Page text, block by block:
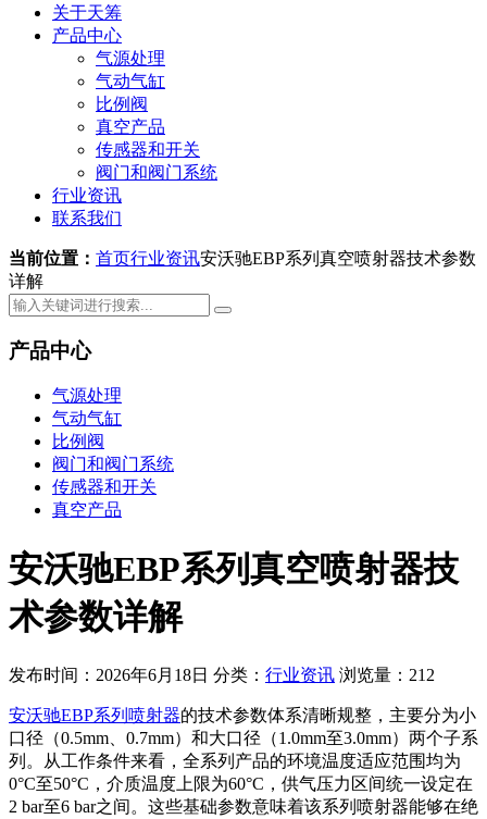
关于天筹
产品中心
气源处理
气动气缸
比例阀
真空产品
传感器和开关
阀门和阀门系统
行业资讯
联系我们
当前位置： 首页行业资讯安沃驰EBP系列真空喷射器技术参数
详解
产品中心
气源处理
气动气缸
比例阀
阀门和阀门系统
传感器和开关
真空产品
安沃驰EBP系列真空喷射器技
术参数详解
发布时间：2026年6月18日 分类： 行业资讯 浏览量：212
安沃驰EBP系列喷射器的技术参数体系清晰规整，主要分为小
口径（0.5mm、0.7mm）和大口径（1.0mm至3.0mm）两个子系
列。从工作条件来看，全系列产品的环境温度适应范围均为
0°C至50°C，介质温度上限为60°C，供气压力区间统一设定在
2 bar至6 bar之间。这些基础参数意味着该系列喷射器能够在绝